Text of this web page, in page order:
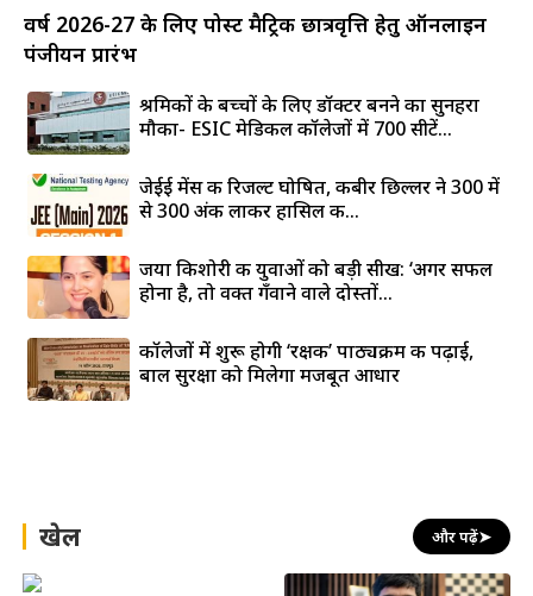
वर्ष 2026-27 के लिए पोस्ट मैट्रिक छात्रवृत्ति हेतु ऑनलाइन
पंजीयन प्रारंभ
श्रमिकों के बच्चों के लिए डॉक्टर बनने का सुनहरा
मौका- ESIC मेडिकल कॉलेजों में 700 सीटें...
जेईई मेंस की रिजल्ट घोषित, कबीर छिल्लर ने 300 में
से 300 अंक लाकर हासिल की...
जया किशोरी की युवाओं को बड़ी सीख: ‘अगर सफल
होना है, तो वक्त गँवाने वाले दोस्तों...
कॉलेजों में शुरू होगी ‘रक्षक’ पाठ्यक्रम की पढ़ाई,
बाल सुरक्षा को मिलेगा मजबूत आधार
खेल और पढ़ें➤